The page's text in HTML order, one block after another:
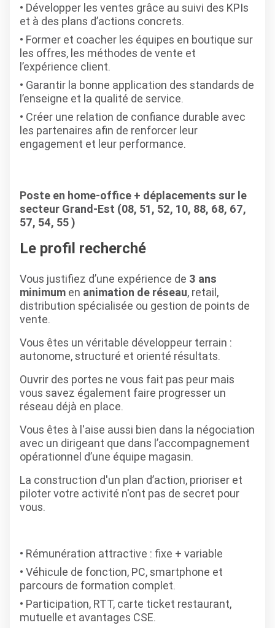
Développer les ventes grâce au suivi des KPIs
et à des plans d’actions concrets.
Former et coacher les équipes en boutique sur
les offres, les méthodes de vente et
l’expérience client.
Garantir la bonne application des standards de
l’enseigne et la qualité de service.
Créer une relation de confiance durable avec
les partenaires afin de renforcer leur
engagement et leur performance.
Poste en home-office + déplacements sur le
secteur Grand-Est (08, 51, 52, 10, 88, 68, 67,
57, 54, 55 )
Le profil recherché
Vous justifiez d’une expérience de 3 ans
minimum en animation de réseau, retail,
distribution spécialisée ou gestion de points de
vente.
Vous êtes un véritable développeur terrain :
autonome, structuré et orienté résultats.
Ouvrir des portes ne vous fait pas peur mais
vous savez également faire progresser un
réseau déjà en place.
Vous êtes à l'aise aussi bien dans la négociation
avec un dirigeant que dans l’accompagnement
opérationnel d’une équipe magasin.
La construction d'un plan d’action, prioriser et
piloter votre activité n'ont pas de secret pour
vous.
Rémunération attractive : fixe + variable
Véhicule de fonction, PC, smartphone et
parcours de formation complet.
Participation, RTT, carte ticket restaurant,
mutuelle et avantages CSE.